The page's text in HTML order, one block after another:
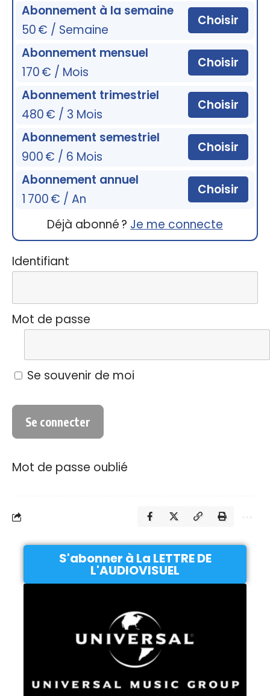
Abonnement à la semaine
50 € / Semaine
Choisir
Abonnement mensuel
170 € / Mois
Choisir
Abonnement trimestriel
480 € / 3 Mois
Choisir
Abonnement semestriel
900 € / 6 Mois
Choisir
Abonnement annuel
1 700 € / An
Choisir
Déjà abonné ? Je me connecte
Identifiant
Mot de passe
Se souvenir de moi
Mot de passe oublié
S'abonner à La LETTRE DE
L'AUDIOVISUEL